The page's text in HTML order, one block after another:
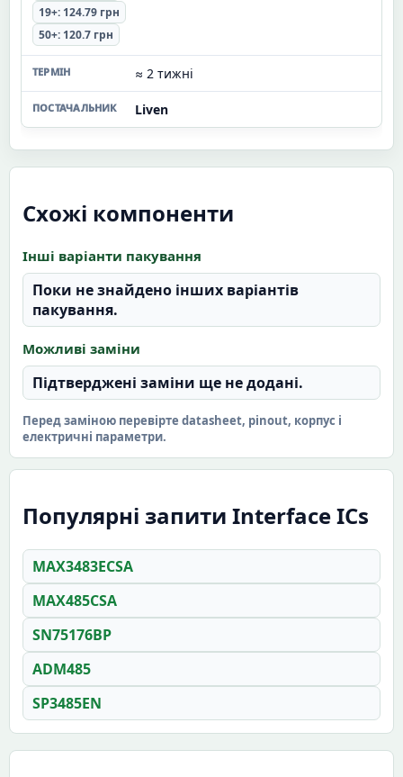
19+: 124.79 грн
50+: 120.7 грн
≈ 2 тижні
Liven
Схожі компоненти
Інші варіанти пакування
Поки не знайдено інших варіантів
пакування.
Можливі заміни
Підтверджені заміни ще не додані.
Перед заміною перевірте datasheet, pinout, корпус і
електричні параметри.
Популярні запити Interface ICs
MAX3483ECSA
MAX485CSA
SN75176BP
ADM485
SP3485EN